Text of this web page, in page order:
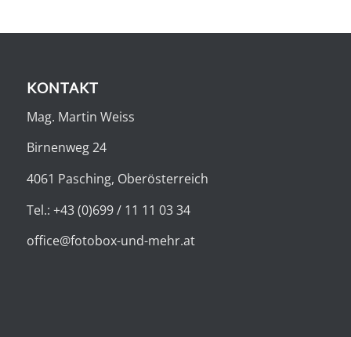
KONTAKT
Mag. Martin Weiss
Birnenweg 24
4061 Pasching, Oberösterreich
Tel.: +43 (0)699 / 11 11 03 34
office@fotobox-und-mehr.at